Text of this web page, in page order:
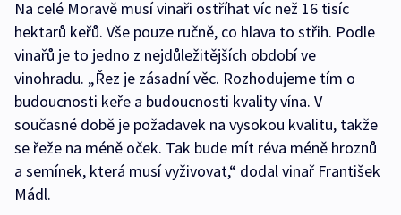
Na celé Moravě musí vinaři ostříhat víc než 16 tisíc
hektarů keřů. Vše pouze ručně, co hlava to střih. Podle
vinařů je to jedno z nejdůležitějších období ve
vinohradu. „Řez je zásadní věc. Rozhodujeme tím o
budoucnosti keře a budoucnosti kvality vína. V
současné době je požadavek na vysokou kvalitu, takže
se řeže na méně oček. Tak bude mít réva méně hroznů
a semínek, která musí vyživovat,“ dodal vinař František
Mádl.